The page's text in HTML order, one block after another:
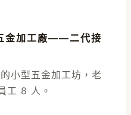
金加工廠——二代接
小型五金加工坊，老
工 8 人。